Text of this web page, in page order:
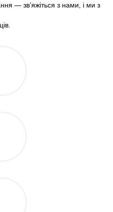
— зв’яжіться з нами, і ми з